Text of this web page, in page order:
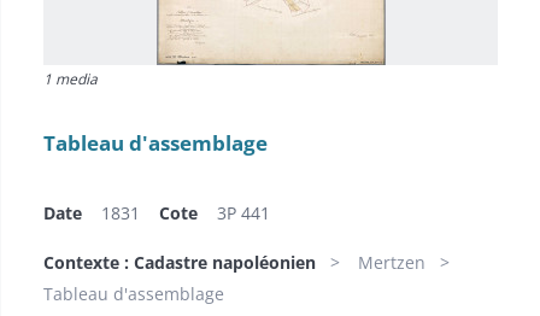
1 media
Tableau d'assemblage
Date 1831 Cote 3P 441
Contexte : Cadastre napoléonien
Mertzen
Tableau d'assemblage